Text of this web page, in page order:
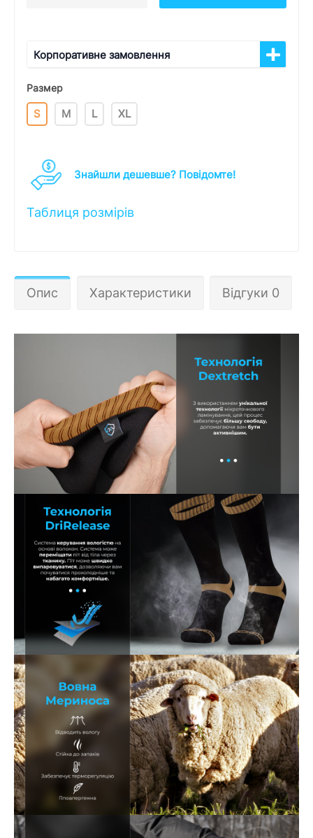
Корпоративне замовлення
Размер
S M L XL
Знайшли дешевше? Повідомте!
Таблиця розмірів
Опис Характеристики Відгуки 0